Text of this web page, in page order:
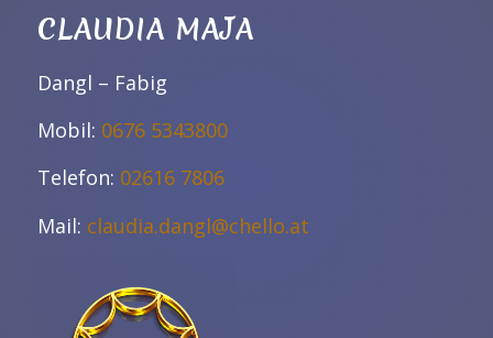
CLAUDIA MAJA
Dangl – Fabig
Mobil: 0676 5343800
Telefon: 02616 7806
Mail: claudia.dangl@chello.at